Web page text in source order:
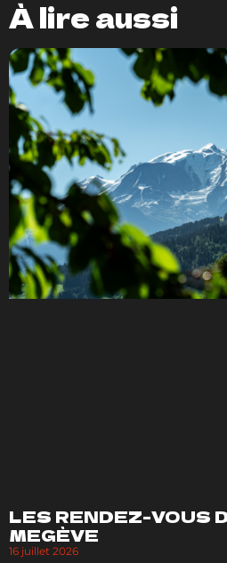
À lire aussi
LES RENDEZ-VOUS
MEGÈVE
16 juillet 2026